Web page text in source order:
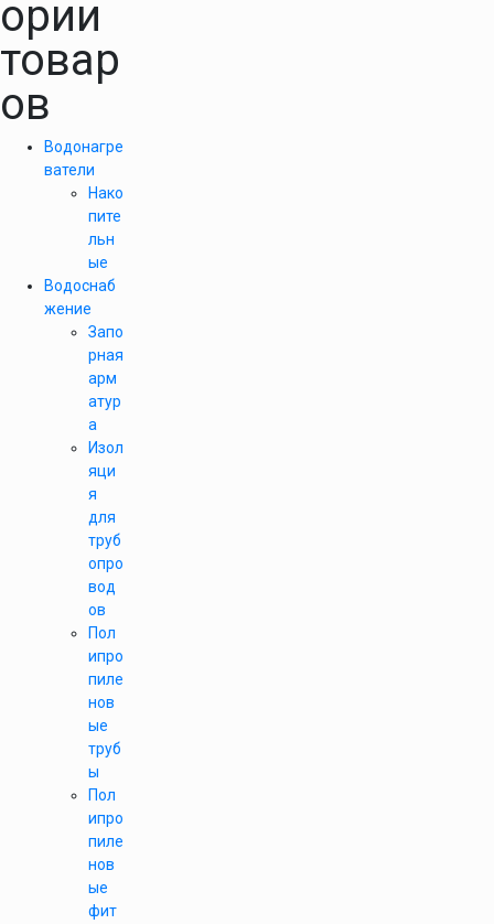
ории
товар
ов
Водонагре
ватели
Нако
пите
льн
ые
Водоснаб
жение
Запо
рная
арм
атур
а
Изол
яци
я
для
труб
опро
вод
ов
Пол
ипро
пиле
нов
ые
труб
ы
Пол
ипро
пиле
нов
ые
фит